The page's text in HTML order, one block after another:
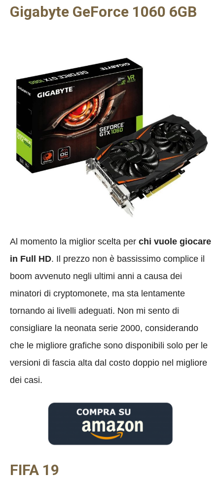
Gigabyte GeForce 1060 6GB
Al momento la miglior scelta per chi vuole giocare
in Full HD. Il prezzo non è bassissimo complice il
boom avvenuto negli ultimi anni a causa dei
minatori di cryptomonete, ma sta lentamente
tornando ai livelli adeguati. Non mi sento di
consigliare la neonata serie 2000, considerando
che le migliore grafiche sono disponibili solo per le
versioni di fascia alta dal costo doppio nel migliore
dei casi.
FIFA 19